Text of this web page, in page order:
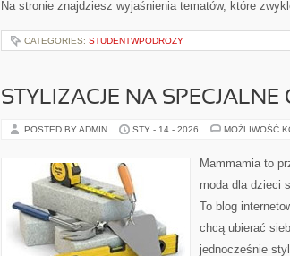
Na stronie znajdziesz wyjaśnienia tematów, które
CATEGORIES: STUDENTWPODROZY
STYLIZACJE NA SPECJALNE
POSTED BY ADMIN STY - 14 - 2026 MOŻLIWOŚĆ
Mammamia to
moda dla dzieci
To blog
chcą ubierać
jednocześnie